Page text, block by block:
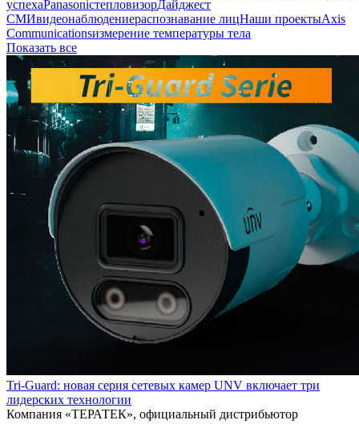
успехаPanasonicтепловизорДайджест
СМИвидеонаблюдениераспознавание лицНаши проектыAxis
Communicationsизмерение температуры тела
Показать все
Tri-Guard: новая серия сетевых камер UNV включает три
лидерских технологии
Компания «ТЕРАТЕК», официальный дистрибьютор